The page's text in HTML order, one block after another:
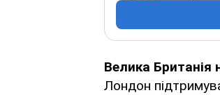
Велика Британія
Лондон